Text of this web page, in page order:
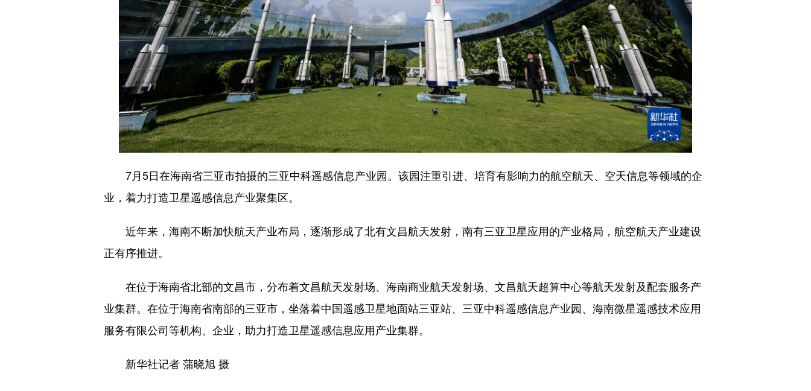
7月5日在海南省三亚市拍摄的三亚中科遥感信息产业园。该园注重引进、培育有影响力的航空航天、空天信息等领域的企
业，着力打造卫星遥感信息产业聚集区。
近年来，海南不断加快航天产业布局，逐渐形成了北有文昌航天发射，南有三亚卫星应用的产业格局，航空航天产业建设
正有序推进。
在位于海南省北部的文昌市，分布着文昌航天发射场、海南商业航天发射场、文昌航天超算中心等航天发射及配套服务产
业集群。在位于海南省南部的三亚市，坐落着中国遥感卫星地面站三亚站、三亚中科遥感信息产业园、海南微星遥感技术应用
服务有限公司等机构、企业，助力打造卫星遥感信息应用产业集群。
新华社记者 蒲晓旭 摄